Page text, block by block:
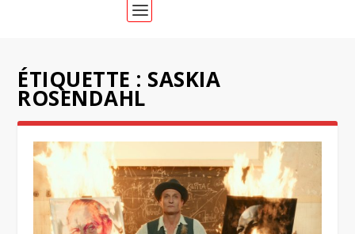
ÉTIQUETTE : SASKIA
ROSENDAHL